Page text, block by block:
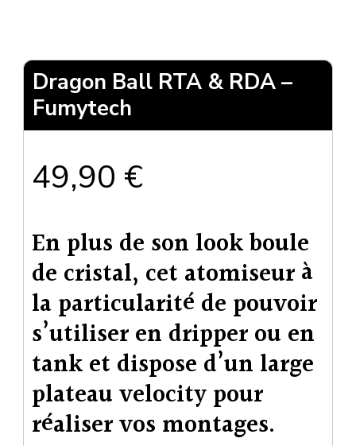
Dragon Ball RTA & RDA –
Fumytech
49,90 €
En plus de son look boule
de cristal, cet atomiseur à
la particularité de pouvoir
s’utiliser en dripper ou en
tank et dispose d’un large
plateau velocity pour
réaliser vos montages.